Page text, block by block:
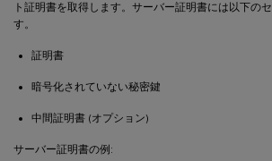
ト証明書を取得します。サーバー証明書には以下の
す。
証明書
暗号化されていない秘密鍵
中間証明書 (オプション)
サーバー証明書の例: